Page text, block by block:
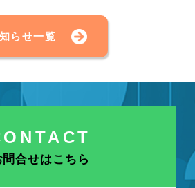
らせ一覧
問合せはこちら